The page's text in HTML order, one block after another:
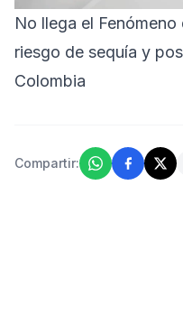
No llega el
riesgo de sequía y
Colombia
Compartir: